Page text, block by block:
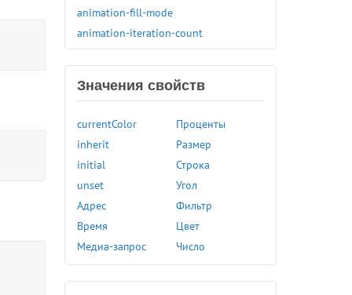
animation-fill-mode
animation-iteration-count
animation-name
animation-timing-function
background-attachment
background-blend-mode
background-clip
Значения свойств
currentColor
inherit
initial
unset
Адрес
Время
Медиа-запрос
Проценты
Размер
Строка
Угол
Фильтр
Цвет
Число